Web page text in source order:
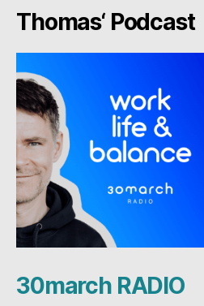
Thomas‘ Podcast
30march RADIO